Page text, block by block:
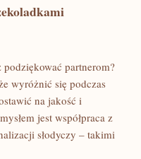
partnerom?
wyróżnić się podczas
na jakość i
jest współpraca z
słodyczy – takimi